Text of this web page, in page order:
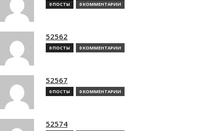
0 ПОСТЫ 0 КОММЕНТАРИИ
52562
0 ПОСТЫ 0 КОММЕНТАРИИ
52567
0 ПОСТЫ 0 КОММЕНТАРИИ
52574